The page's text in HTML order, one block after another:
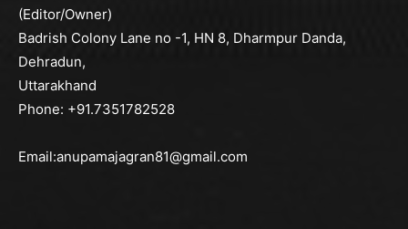
(Editor/Owner)
Badrish Colony Lane no -1, HN 8, Dharmpur Danda,
Dehradun,
Uttarakhand
Phone: +91.7351782528
Email:anupamajagran81@gmail.com